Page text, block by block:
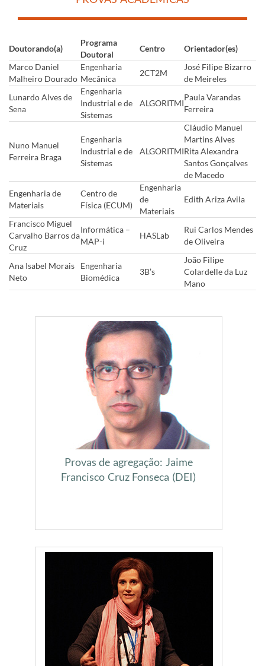
​
Doutorando(a)
Programa
Doutoral
Centro
Orientador(es)
Marco Daniel
Malheiro Dourado
Engenharia
Mecânica
2CT2M
José Filipe Bizarro
de Meireles
Lunardo Alves de
Sena
Engenharia
Industrial e de
Sistemas
ALGORITMI
Paula Varandas
Ferreira
Nuno Manuel
Ferreira Braga
Engenharia
Industrial e de
Sistemas
ALGORITMI
Cláudio Manuel
Martins Alves
Rita Alexandra
Santos Gonçalves
de Macedo
Engenharia de
Materiais
Centro de
Física (ECUM)
Engenharia
de
Materiais
Edith Ariza Avila
Francisco Miguel
Carvalho Barros da
Cruz
Informática –
MAP-i
HASLab
Rui Carlos Mendes
de Oliveira
Ana Isabel Morais
Neto
Engenharia
Biomédica
3B’s
João Filipe
Colardelle da Luz
Mano
Provas de agregação: Jaime
Francisco Cruz Fonseca (DEI)